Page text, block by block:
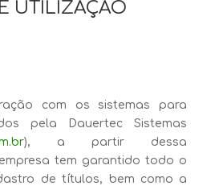
UTILIZAÇÃO
com os sistemas para
pela Dauertec Sistemas
), a partir dessa
tem garantido todo o
de títulos, bem como a